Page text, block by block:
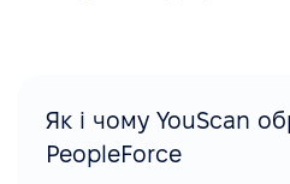
Як і чому YouScan
PeopleForce